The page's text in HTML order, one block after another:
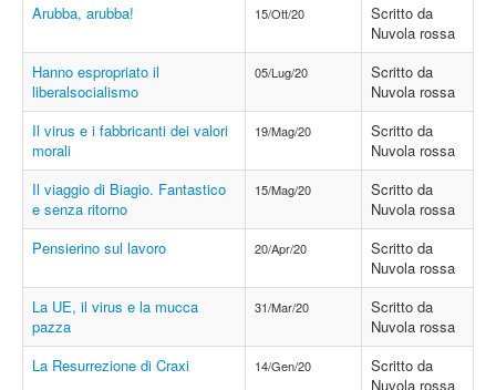
Arubba, arubba!
15/Ott/20
Scritto da
Nuvola rossa
Hanno espropriato il
liberalsocialismo
05/Lug/20
Scritto da
Nuvola rossa
Il virus e i fabbricanti dei valori
morali
19/Mag/20
Scritto da
Nuvola rossa
Il viaggio di Biagio. Fantastico
e senza ritorno
15/Mag/20
Scritto da
Nuvola rossa
Pensierino sul lavoro
20/Apr/20
Scritto da
Nuvola rossa
La UE, il virus e la mucca
pazza
31/Mar/20
Scritto da
Nuvola rossa
La Resurrezione di Craxi
14/Gen/20
Scritto da
Nuvola rossa